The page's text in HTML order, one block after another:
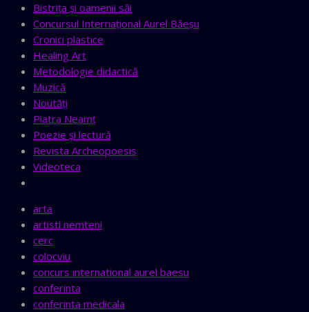
Bistriţa şi oamenii săi
Concursul Internaţional Aurel Băeşu
Cronici plastice
Healing Art
Metodologie didactică
Muzică
Noutăţi
Piatra Neamţ
Poezie şi lectură
Revista Archeopoesis
Videoteca
arta
artisti nemteni
cerc
colocviu
concurs international aurel baesu
conferinta
conferinta medicala